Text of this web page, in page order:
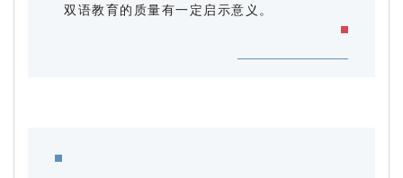
双语教育的质量有一定启示意义。